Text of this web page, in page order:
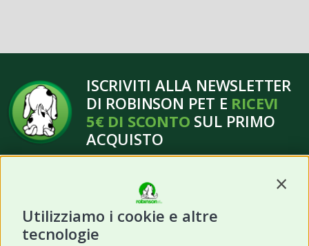
Utilizziamo i cookie e altre
tecnologie
ISCRIVITI ALLA NEWSLETTER
DI ROBINSON PET E RICEVI
5€ DI SCONTO SUL PRIMO
ACQUISTO